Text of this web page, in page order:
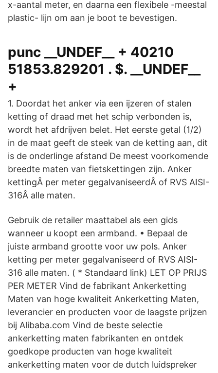
x-aantal meter, en daarna een flexibele -meestal
plastic- lijn om aan je boot te bevestigen.
punc __UNDEF__ + 40210
51853.829201 . $. __UNDEF__
+
1. Doordat het anker via een ijzeren of stalen
ketting of draad met het schip verbonden is,
wordt het afdrijven belet. Het eerste getal (1/2)
in de maat geeft de steek van de ketting aan, dit
is de onderlinge afstand De meest voorkomende
breedte maten van fietskettingen zijn. Anker
kettingÂ per meter gegalvaniseerdÂ of RVS AISI-
316Â alle maten.
Gebruik de retailer maattabel als een gids
wanneer u koopt een armband. • Bepaal de
juiste armband grootte voor uw pols. Anker
ketting per meter gegalvaniseerd of RVS AISI-
316 alle maten. ( * Standaard link) LET OP PRIJS
PER METER Vind de fabrikant Ankerketting
Maten van hoge kwaliteit Ankerketting Maten,
leverancier en producten voor de laagste prijzen
bij Alibaba.com Vind de beste selectie
ankerketting maten fabrikanten en ontdek
goedkope producten van hoge kwaliteit
ankerketting maten voor de dutch luidspreker